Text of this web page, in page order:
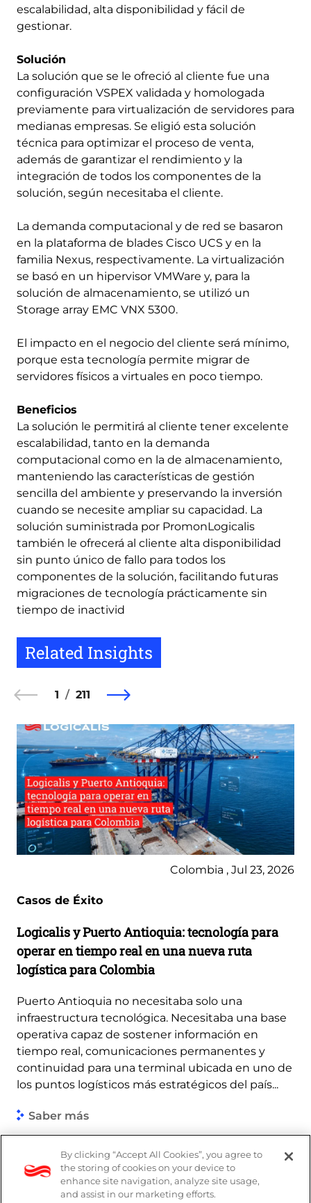
escalabilidad, alta disponibilidad y fácil de
gestionar.
Solución
La solución que se le ofreció al cliente fue una
configuración VSPEX validada y homologada
previamente para virtualización de servidores para
medianas empresas. Se eligió esta solución
técnica para optimizar el proceso de venta,
además de garantizar el rendimiento y la
integración de todos los componentes de la
solución, según necesitaba el cliente.
La demanda computacional y de red se basaron
en la plataforma de blades Cisco UCS y en la
familia Nexus, respectivamente. La virtualización
se basó en un hipervisor VMWare y, para la
solución de almacenamiento, se utilizó un
Storage array EMC VNX 5300.
El impacto en el negocio del cliente será mínimo,
porque esta tecnología permite migrar de
servidores físicos a virtuales en poco tiempo.
Beneficios
La solución le permitirá al cliente tener excelente
escalabilidad, tanto en la demanda
computacional como en la de almacenamiento,
manteniendo las características de gestión
sencilla del ambiente y preservando la inversión
cuando se necesite ampliar su capacidad. La
solución suministrada por PromonLogicalis
también le ofrecerá al cliente alta disponibilidad
sin punto único de fallo para todos los
componentes de la solución, facilitando futuras
migraciones de tecnología prácticamente sin
tiempo de inactivid
Related Insights
1 211
Colombia , Jul 23, 2026
Casos de Éxito
Logicalis y Puerto Antioquia: tecnología para
operar en tiempo real en una nueva ruta
logística para Colombia
Puerto Antioquia no necesitaba solo una
infraestructura tecnológica. Necesitaba una base
operativa capaz de sostener información en
tiempo real, comunicaciones permanentes y
continuidad para una terminal ubicada en uno de
los puntos logísticos más estratégicos del país...
Saber más
By clicking “Accept All Cookies”, you agree to
the storing of cookies on your device to
enhance site navigation, analyze site usage,
and assist in our marketing efforts.